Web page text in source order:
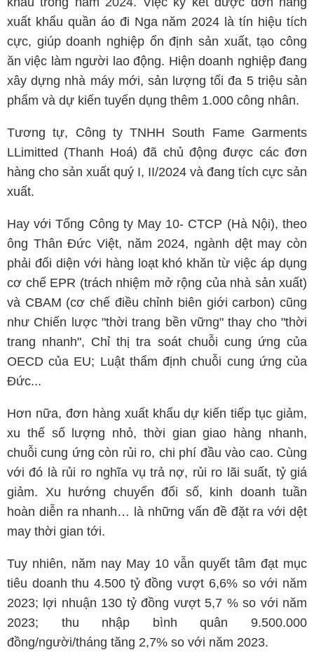
xuất khẩu quần áo đi Nga năm 2024 là tín hiệu tích
cực, giúp doanh nghiệp ổn định sản xuất, tạo công
ăn việc làm người lao động. Hiện doanh nghiệp đang
xây dựng nhà máy mới, sản lượng tối đa 5 triệu sản
phẩm và dự kiến tuyển dụng thêm 1.000 công nhân.
Tương tự, Công ty TNHH South Fame Garments
LLimitted (Thanh Hoá) đã chủ động được các đơn
hàng cho sản xuất quý I, II/2024 và đang tích cực sản
xuất.
Hay với Tổng Công ty May 10- CTCP (Hà Nội), theo
ông Thân Đức Việt, năm 2024, ngành dệt may còn
phải đối diện với hàng loạt khó khăn từ việc áp dụng
cơ chế EPR (trách nhiệm mở rộng của nhà sản xuất)
và CBAM (cơ chế điều chỉnh biên giới carbon) cũng
như Chiến lược "thời trang bền vững" thay cho "thời
trang nhanh", Chỉ thị tra soát chuỗi cung ứng của
OECD của EU; Luật thẩm định chuỗi cung ứng của
Đức...
Hơn nữa, đơn hàng xuất khẩu dự kiến tiếp tục giảm,
xu thế số lượng nhỏ, thời gian giao hàng nhanh,
chuỗi cung ứng còn rủi ro, chi phí đầu vào cao. Cùng
với đó là rủi ro nghĩa vụ trả nợ, rủi ro lãi suất, tỷ giá
giảm. Xu hướng chuyển đổi số, kinh doanh tuần
hoàn diễn ra nhanh… là những vấn đề đặt ra với dệt
may thời gian tới.
Tuy nhiên, năm nay May 10 vẫn quyết tâm đạt mục
tiêu doanh thu 4.500 tỷ đồng vượt 6,6% so với năm
2023; lợi nhuận 130 tỷ đồng vượt 5,7 % so với năm
2023; thu nhập bình quân 9.500.000
đồng/người/tháng tăng 2,7% so với năm 2023.